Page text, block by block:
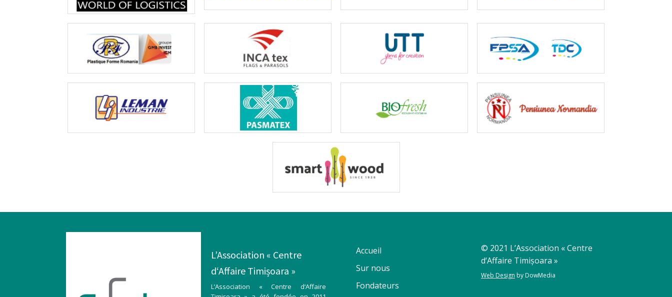
L’Association « Centre
d‘Affaire Timișoara »
L’Association « Centre d‘Affaire
Accueil
Sur nous
Fondateurs
© 2021 L’Association « Centre
d‘Affaire Timișoara »
Web Design by DowMedia